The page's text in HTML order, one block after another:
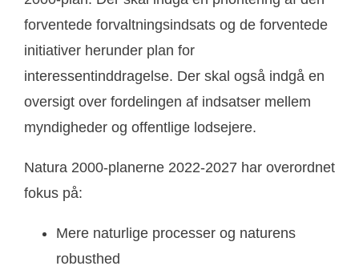
forventede forvaltningsindsats og de forventede
initiativer herunder plan for
interessentinddragelse. Der skal også indgå en
oversigt over fordelingen af indsatser mellem
myndigheder og offentlige lodsejere.
Natura 2000-planerne 2022-2027 har overordnet
fokus på:
Mere naturlige processer og naturens
robusthed